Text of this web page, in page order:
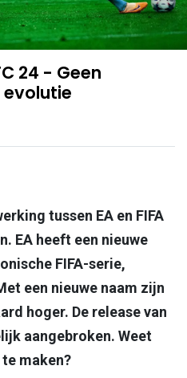
24 - Geen
via link
tussen EA en FIFA
EA heeft een nieuwe
FIFA-serie,
een nieuwe naam zijn
hoger. De release van
aangebroken. Weet
maken?